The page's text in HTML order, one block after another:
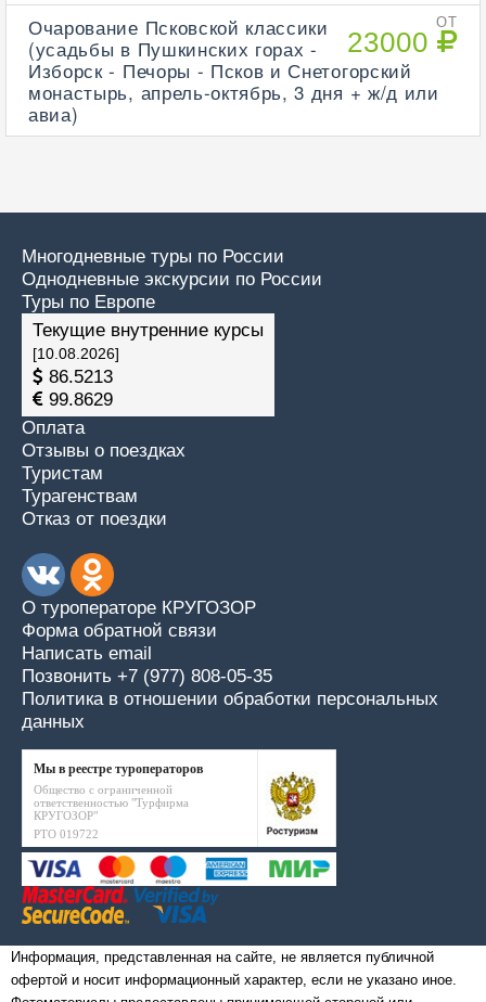
ОТ
23000
Очарование Псковской классики
(усадьбы в Пушкинских горах -
Изборск - Печоры - Псков и Снетогорский
монастырь, апрель-октябрь, 3 дня + ж/д или
авиа)
Многодневные туры по России
Однодневные экскурсии по России
Туры по Европе
Текущие внутренние курсы
[10.08.2026]
86.5213
99.8629
Оплата
Отзывы о поездках
Туристам
Турагенствам
Отказ от поездки
О туроператоре КРУГОЗОР
Форма обратной связи
Написать email
Позвонить +7 (977) 808-05-35
Политика в отношении обработки персональных
данных
Мы в реестре туроператоров
Общество с ограниченной
ответственностью "Турфирма
КРУГОЗОР"
РТО 019722
Информация, представленная на сайте, не является публичной
офертой и носит информационный характер, если не указано иное.